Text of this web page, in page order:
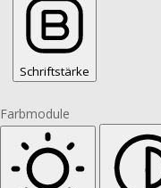
Schriftstärke
Farbmodule